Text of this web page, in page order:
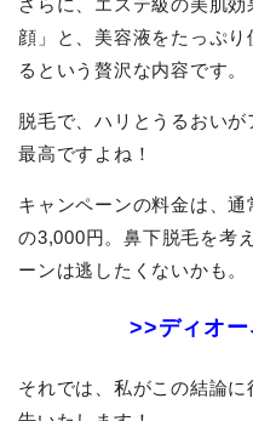
さらに、エステ級の美肌
顔」と、美容液をたっぷ
るという贅沢な内容です。
脱毛で、ハリとうるおい
最高ですよね！
キャンペーンの料金は、
の3,000円。鼻下脱毛を考
ーンは逃したくないかも。
>>ディオ
それでは、私がこの結論